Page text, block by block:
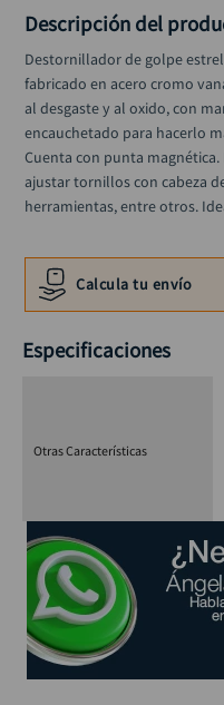
Descripción del
Destornillador de golpe
fabricado en acero cromo
al desgaste y al oxido, con
encauchetado para hacerlo
Cuenta con punta
ajustar tornillos con cabeza
herramientas, entre otros.
Calcula tu envío
Especificaciones
Otras Características
taladro inalámbrico
alicate